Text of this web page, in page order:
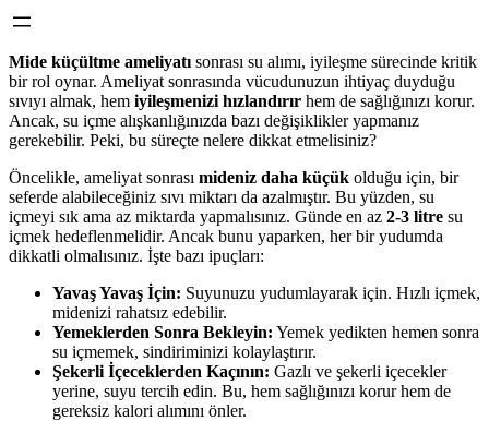
Mide küçültme ameliyatı sonrası su alımı, iyileşme sürecinde kritik
bir rol oynar. Ameliyat sonrasında vücudunuzun ihtiyaç duyduğu
sıvıyı almak, hem iyileşmenizi hızlandırır hem de sağlığınızı korur.
Ancak, su içme alışkanlığınızda bazı değişiklikler yapmanız
gerekebilir. Peki, bu süreçte nelere dikkat etmelisiniz?
Öncelikle, ameliyat sonrası mideniz daha küçük olduğu için, bir
seferde alabileceğiniz sıvı miktarı da azalmıştır. Bu yüzden, su
içmeyi sık ama az miktarda yapmalısınız. Günde en az 2-3 litre su
içmek hedeflenmelidir. Ancak bunu yaparken, her bir yudumda
dikkatli olmalısınız. İşte bazı ipuçları:
Yavaş Yavaş İçin: Suyunuzu yudumlayarak için. Hızlı içmek,
midenizi rahatsız edebilir.
Yemeklerden Sonra Bekleyin: Yemek yedikten hemen sonra
su içmemek, sindiriminizi kolaylaştırır.
Şekerli İçeceklerden Kaçının: Gazlı ve şekerli içecekler
yerine, suyu tercih edin. Bu, hem sağlığınızı korur hem de
gereksiz kalori alımını önler.